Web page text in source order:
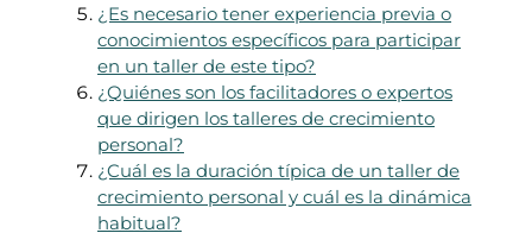
¿Es necesario tener experiencia previa o
conocimientos específicos para participar
en un taller de este tipo?
¿Quiénes son los facilitadores o expertos
que dirigen los talleres de crecimiento
personal?
¿Cuál es la duración típica de un taller de
crecimiento personal y cuál es la dinámica
habitual?